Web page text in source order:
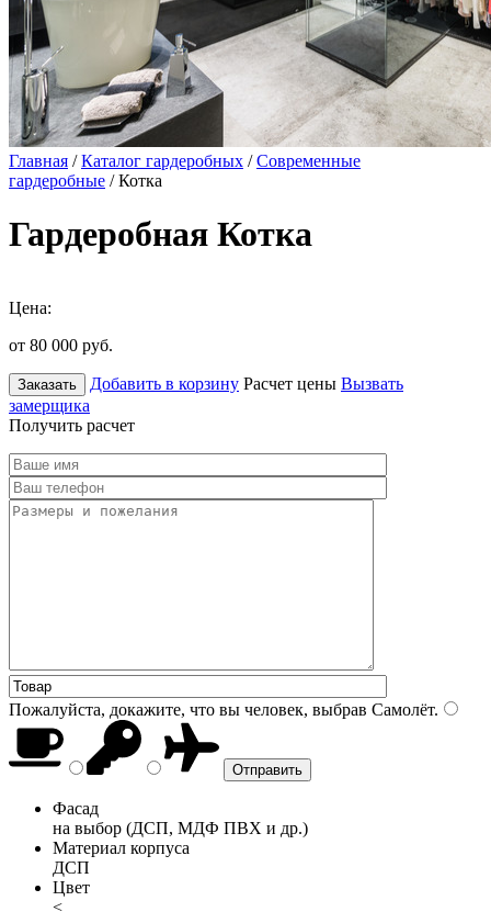
Главная /Каталог гардеробных /Современные
гардеробные / Котка
Гардеробная Котка
Цена:
от 80 000 руб.
Заказать Добавить в корзину Расчет цены Вызвать
замерщика
Получить расчет
Пожалуйста, докажите, что вы человек, выбрав Самолёт.
Фасад
на выбор (ДСП, МДФ ПВХ и др.)
Материал корпуса
ДСП
Цвет
<